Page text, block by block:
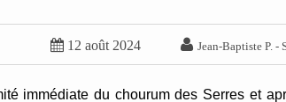
 12 août 2024  Jean-Baptiste P. -
immédiate du chourum des Serres et